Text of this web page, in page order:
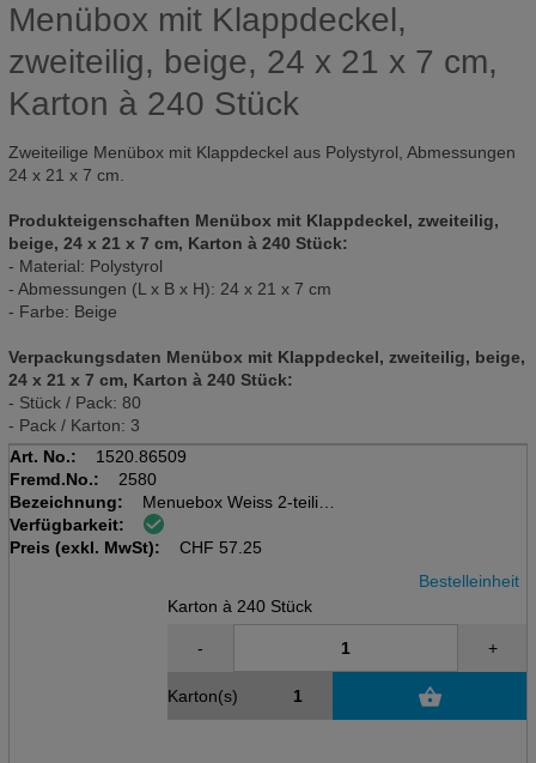
Menübox mit Klappdeckel,
zweiteilig, beige, 24 x 21 x 7 cm,
Karton à 240 Stück
Zweiteilige Menübox mit Klappdeckel aus Polystyrol, Abmessungen
24 x 21 x 7 cm.
Produkteigenschaften Menübox mit Klappdeckel, zweiteilig,
beige, 24 x 21 x 7 cm, Karton à 240 Stück:
- Material: Polystyrol
- Abmessungen (L x B x H): 24 x 21 x 7 cm
- Farbe: Beige
Verpackungsdaten Menübox mit Klappdeckel, zweiteilig, beige,
24 x 21 x 7 cm, Karton à 240 Stück:
- Stück / Pack: 80
- Pack / Karton: 3
Art. No.:
1520.86509
Fremd.No.:
2580
Bezeichnung:
Menuebox Weiss 2-teilig
Karton à 240 Stück (3x80)
24 x 21 x 7cm, EPS
Verfügbarkeit:
Preis (exkl. MwSt):
CHF 57.25
Bestelleinheit
Karton à 240 Stück
- +
Karton(s)